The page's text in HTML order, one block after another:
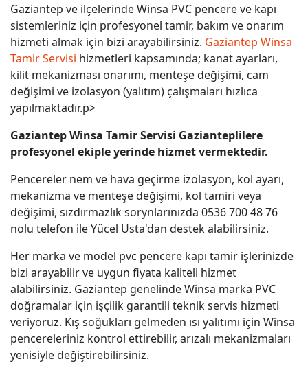
Gaziantep ve ilçelerinde Winsa PVC pencere ve kapı
sistemleriniz için profesyonel tamir, bakım ve onarım
hizmeti almak için bizi arayabilirsiniz. Gaziantep Winsa
Tamir Servisi hizmetleri kapsamında; kanat ayarları,
kilit mekanizması onarımı, menteşe değişimi, cam
değişimi ve izolasyon (yalıtım) çalışmaları hızlıca
yapılmaktadır.p>
Gaziantep Winsa Tamir Servisi Gazianteplilere
profesyonel ekiple yerinde hizmet vermektedir.
Pencereler nem ve hava geçirme izolasyon, kol ayarı,
mekanizma ve menteşe değişimi, kol tamiri veya
değişimi, sızdırmazlık sorynlarınızda 0536 700 48 76
nolu telefon ile Yücel Usta'dan destek alabilirsiniz.
Her marka ve model pvc pencere kapı tamir işlerinizde
bizi arayabilir ve uygun fiyata kaliteli hizmet
alabilirsiniz. Gaziantep genelinde Winsa marka PVC
doğramalar için işçilik garantili teknik servis hizmeti
veriyoruz. Kış soğukları gelmeden ısı yalıtımı için Winsa
pencereleriniz kontrol ettirebilir, arızalı mekanizmaları
yenisiyle değiştirebilirsiniz.